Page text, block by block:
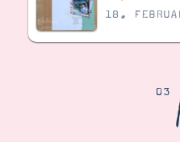
Angebote
Demonstrator werden
Blog
18.
03